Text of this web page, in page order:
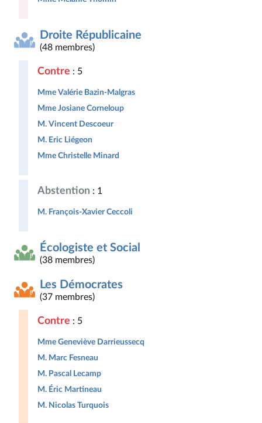
Droite Républicaine
(48 membres)
Contre : 5
Mme Valérie Bazin-Malgras
Mme Josiane Corneloup
M. Vincent Descoeur
M. Eric Liégeon
Mme Christelle Minard
Abstention : 1
M. François-Xavier Ceccoli
Écologiste et Social
(38 membres)
Les Démocrates
(37 membres)
Contre : 5
Mme Geneviève Darrieussecq
M. Marc Fesneau
M. Pascal Lecamp
M. Éric Martineau
M. Nicolas Turquois